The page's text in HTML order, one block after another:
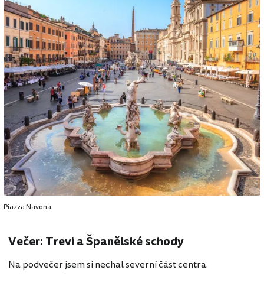
Piazza Navona
Večer: Trevi a Španělské schody
Na podvečer jsem si nechal severní část centra.